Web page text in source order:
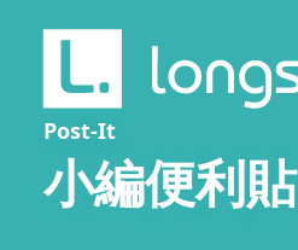
Post-It
小編便利貼